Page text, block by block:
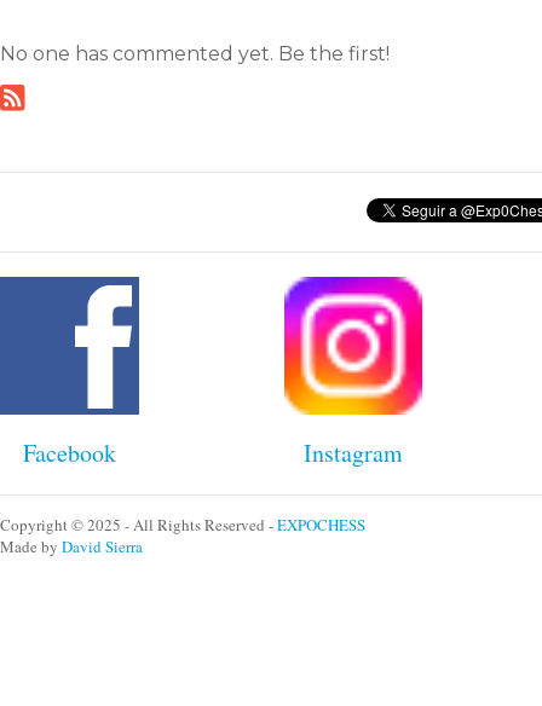
No one has commented yet. Be the first!
Facebook Instagram
Copyright © 2025 - All Rights Reserved -EXPOCHESS
Made by David Sierra